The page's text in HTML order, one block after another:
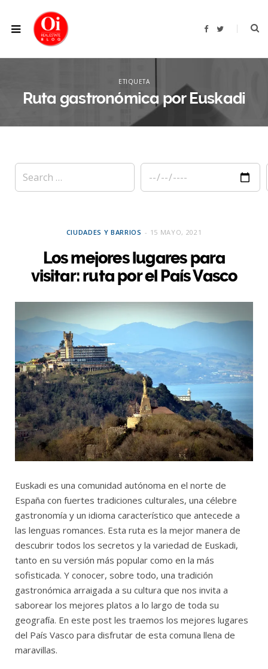
F
b
T
t
ETIQUETA
Ruta gastronómica por Euskadi
CIUDADES Y BARRIOS 15 MAYO, 2021
Los mejores lugares para
visitar: ruta por el País Vasco
Euskadi es una comunidad autónoma en el norte de
España con fuertes tradiciones culturales, una célebre
gastronomía y un idioma característico que antecede a
las lenguas romances. Esta ruta es la mejor manera de
descubrir todos los secretos y la variedad de Euskadi,
tanto en su versión más popular como en la más
sofisticada. Y conocer, sobre todo, una tradición
gastronómica arraigada a su cultura que nos invita a
saborear los mejores platos a lo largo de toda su
geografía. En este post les traemos los mejores lugares
del País Vasco para disfrutar de esta comuna llena de
maravillas.